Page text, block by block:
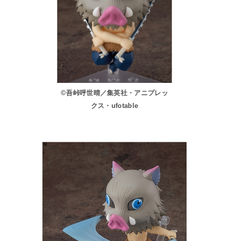
©吾峠呼世晴／集英社・アニプレッ
クス・ufotable